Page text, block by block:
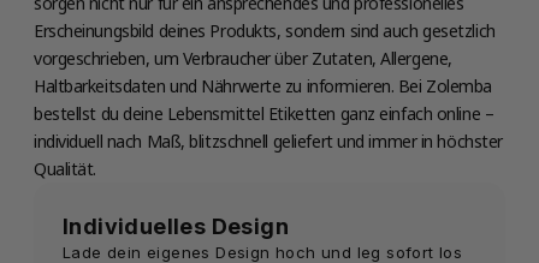
Erscheinungsbild deines Produkts, sondern sind auch gesetzlich
vorgeschrieben, um Verbraucher über Zutaten, Allergene,
Haltbarkeitsdaten und Nährwerte zu informieren. Bei Zolemba
bestellst du deine Lebensmittel Etiketten ganz einfach online –
individuell nach Maß, blitzschnell geliefert und immer in höchster
Qualität.
Individuelles Design
Lade dein eigenes Design hoch und leg sofort los